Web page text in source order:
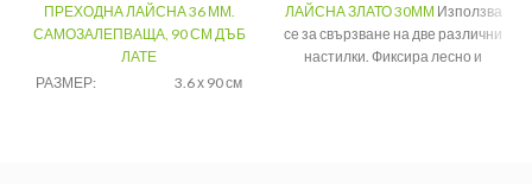
ПРЕХОДНА ЛАЙСНА 36 ММ.
САМОЗАЛЕПВАЩА, 90 СМ ДЪБ
ЛАТЕ
РАЗМЕР:
3.6 х 90 см
ЛАЙСНА ЗЛАТО 30ММ Използва
се за свързване на две различни
настилки. Фиксира лесно и